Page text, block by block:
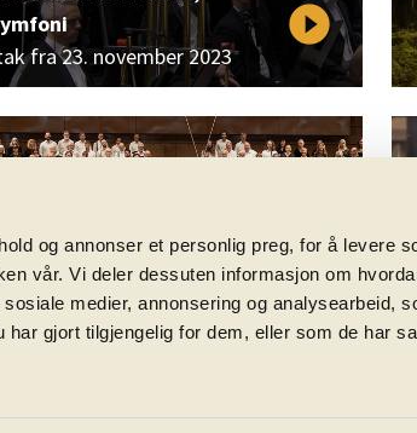
og annonser et personlig preg, for å levere
vår. Vi deler dessuten informasjon om
medier, annonsering og analysearbeid,
har gjort tilgjengelig for dem, eller som de har
fra 23. november 2023
play_circle_filled
Eine Messe des Lebens
fra 23. september 2022